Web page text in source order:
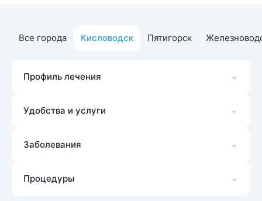
Все города Кисловодск Пятигорск
Профиль лечения
Удобства и услуги
Заболевания
Процедуры